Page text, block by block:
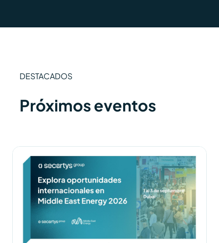
n
DESTACADOS
Próximos eventos